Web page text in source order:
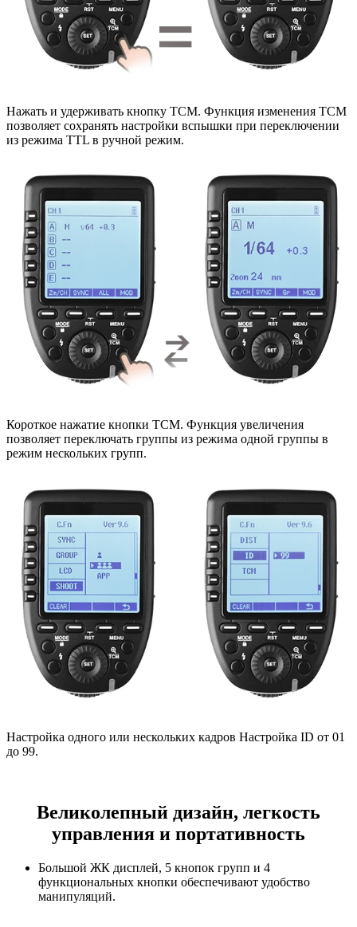
Нажать и удерживать кнопку TCM. Функция изменения TCM
позволяет сохранять настройки вспышки при переключении
из режима TTL в ручной режим.
Короткое нажатие кнопки TCM. Функция увеличения
позволяет переключать группы из режима одной группы в
режим нескольких групп.
Настройка одного или нескольких кадров Настройка ID от 01
до 99.
Великолепный дизайн, легкость
управления и портативность
Большой ЖК дисплей, 5 кнопок групп и 4
функциональных кнопки обеспечивают удобство
манипуляций.